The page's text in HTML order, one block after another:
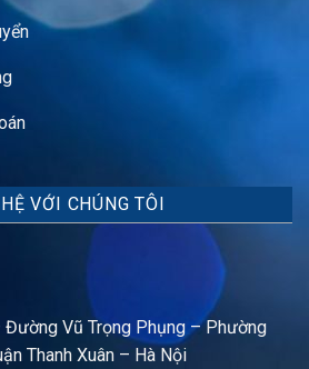
VỚI CHÚNG TÔI
Vũ Trọng Phụng – Phường
Thanh Xuân – Hà Nội